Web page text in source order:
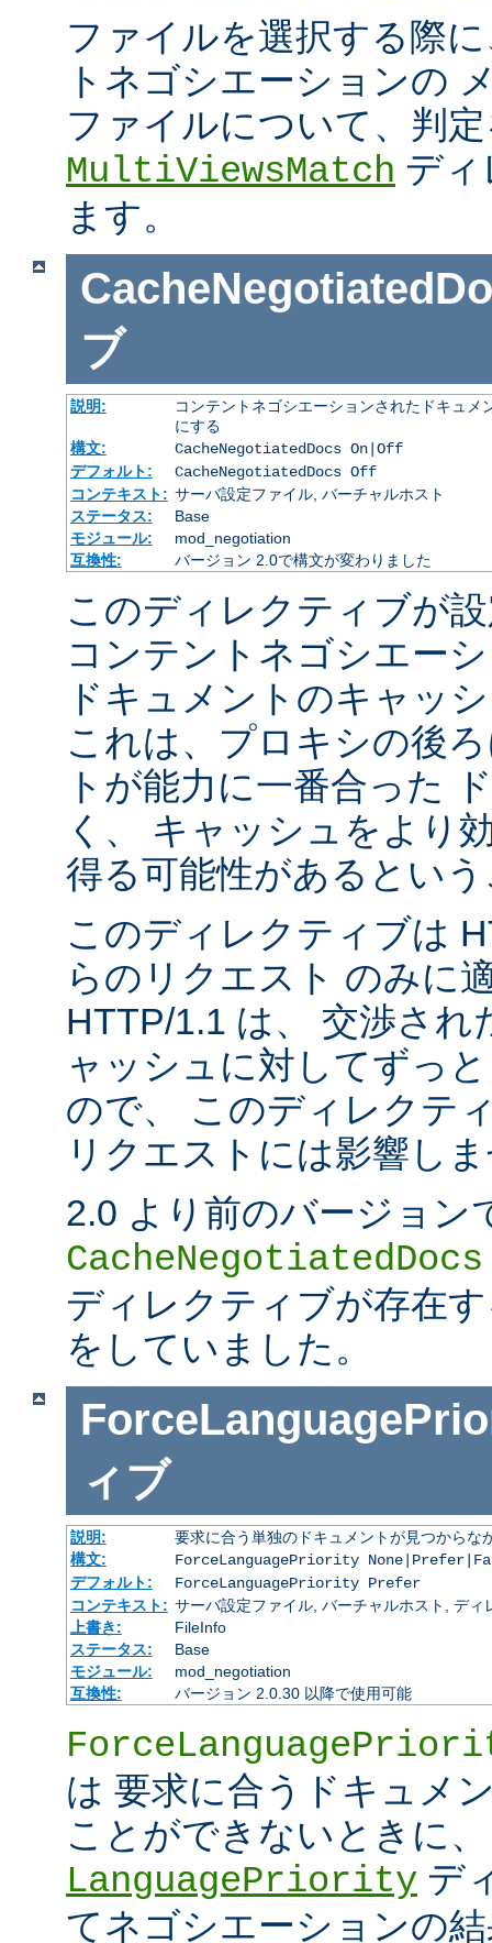
ファイルを選択する際
トネゴシエーションの
ファイルについて、判
MultiViewsMatch デ
ます。
ブ
説明:
コンテントネゴシエーションされたドキュ
にする
構文:
CacheNegotiatedDocs On|Off
デフォルト:
CacheNegotiatedDocs Off
コンテキスト: サーバ設定ファイル, バーチャルホスト
ステータス:
Base
モジュール:
mod_negotiation
互換性:
バージョン 2.0で構文が変わりました
このディレクティブが
コンテントネゴシエー
ドキュメントのキャッ
これは、プロキシの後
トが能力に一番合った
く、 キャッシュをより
得る可能性があるとい
このディレクティブは
らのリクエスト のみに
HTTP/1.1 は、 交渉さ
ャッシュに対してずっ
ので、 このディレクテ
リクエストには影響し
2.0 より前のバージョン
CacheNegotiatedDocs
ディレクティブが存在
をしていました。
ィブ
説明:
要求に合う単独のドキュメントが見つからな
構文:
ForceLanguagePriority
デフォルト:
ForceLanguagePriority Prefer
コンテキスト: サーバ設定ファイル, バーチャルホスト, ディ
上書き:
FileInfo
ステータス:
Base
モジュール:
mod_negotiation
互換性:
バージョン 2.0.30 以降で使用可能
は 要求に合うドキュメ
ことができないときに、
LanguagePriority デ
てネゴシエーションの